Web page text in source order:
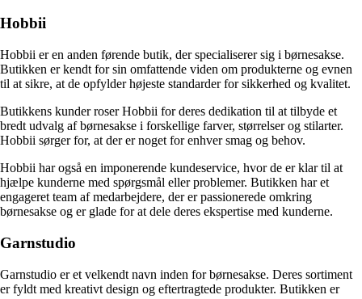
Hobbii
Hobbii er en anden førende butik, der specialiserer sig i børnesakse.
Butikken er kendt for sin omfattende viden om produkterne og evnen
til at sikre, at de opfylder højeste standarder for sikkerhed og kvalitet.
Butikkens kunder roser Hobbii for deres dedikation til at tilbyde et
bredt udvalg af børnesakse i forskellige farver, størrelser og stilarter.
Hobbii sørger for, at der er noget for enhver smag og behov.
Hobbii har også en imponerende kundeservice, hvor de er klar til at
hjælpe kunderne med spørgsmål eller problemer. Butikken har et
engageret team af medarbejdere, der er passionerede omkring
børnesakse og er glade for at dele deres ekspertise med kunderne.
Garnstudio
Garnstudio er et velkendt navn inden for børnesakse. Deres sortiment
er fyldt med kreativt design og eftertragtede produkter. Butikken er